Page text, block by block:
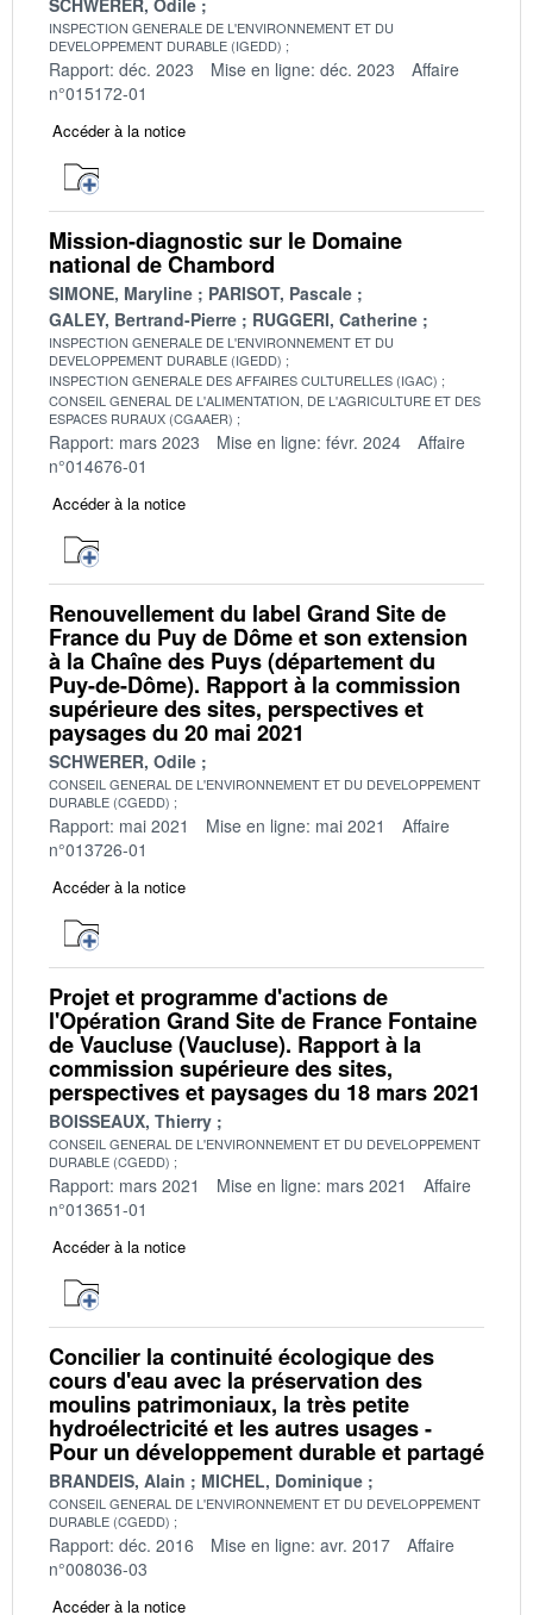
INSPECTION GENERALE DE L'ENVIRONNEMENT ET DU
DEVELOPPEMENT DURABLE (IGEDD)
Rapport: déc. 2023 Mise en ligne: déc. 2023
Affaire
n°015172-01
Accéder à la notice
Mission-diagnostic sur le Domaine
national de Chambord
SIMONE, Maryline
PARISOT, Pascale
GALEY, Bertrand-Pierre
RUGGERI, Catherine
INSPECTION GENERALE DE L'ENVIRONNEMENT ET DU
DEVELOPPEMENT DURABLE (IGEDD)
INSPECTION GENERALE DES AFFAIRES CULTURELLES (IGAC)
CONSEIL GENERAL DE L'ALIMENTATION, DE L'AGRICULTURE ET DES
ESPACES RURAUX (CGAAER)
Rapport: mars 2023 Mise en ligne: févr. 2024
Affaire
n°014676-01
Accéder à la notice
Renouvellement du label Grand Site de
France du Puy de Dôme et son extension
à la Chaîne des Puys (département du
Puy-de-Dôme). Rapport à la commission
supérieure des sites, perspectives et
paysages du 20 mai 2021
SCHWERER, Odile
CONSEIL GENERAL DE L'ENVIRONNEMENT ET DU DEVELOPPEMENT
DURABLE (CGEDD)
Rapport: mai 2021 Mise en ligne: mai 2021
Affaire
n°013726-01
Accéder à la notice
Projet et programme d'actions de
l'Opération Grand Site de France Fontaine
de Vaucluse (Vaucluse). Rapport à la
commission supérieure des sites,
perspectives et paysages du 18 mars 2021
BOISSEAUX, Thierry
CONSEIL GENERAL DE L'ENVIRONNEMENT ET DU DEVELOPPEMENT
DURABLE (CGEDD)
Rapport: mars 2021 Mise en ligne: mars 2021
Affaire
n°013651-01
Accéder à la notice
Concilier la continuité écologique des
cours d'eau avec la préservation des
moulins patrimoniaux, la très petite
hydroélectricité et les autres usages -
Pour un développement durable et partagé
BRANDEIS, Alain MICHEL, Dominique
CONSEIL GENERAL DE L'ENVIRONNEMENT ET DU DEVELOPPEMENT
DURABLE (CGEDD)
Rapport: déc. 2016 Mise en ligne: avr. 2017
Affaire
n°008036-03
Accéder à la notice